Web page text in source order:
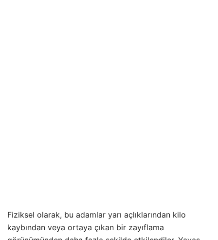
Fiziksel olarak, bu adamlar yarı açlıklarından kilo
kaybından veya ortaya çıkan bir zayıflama